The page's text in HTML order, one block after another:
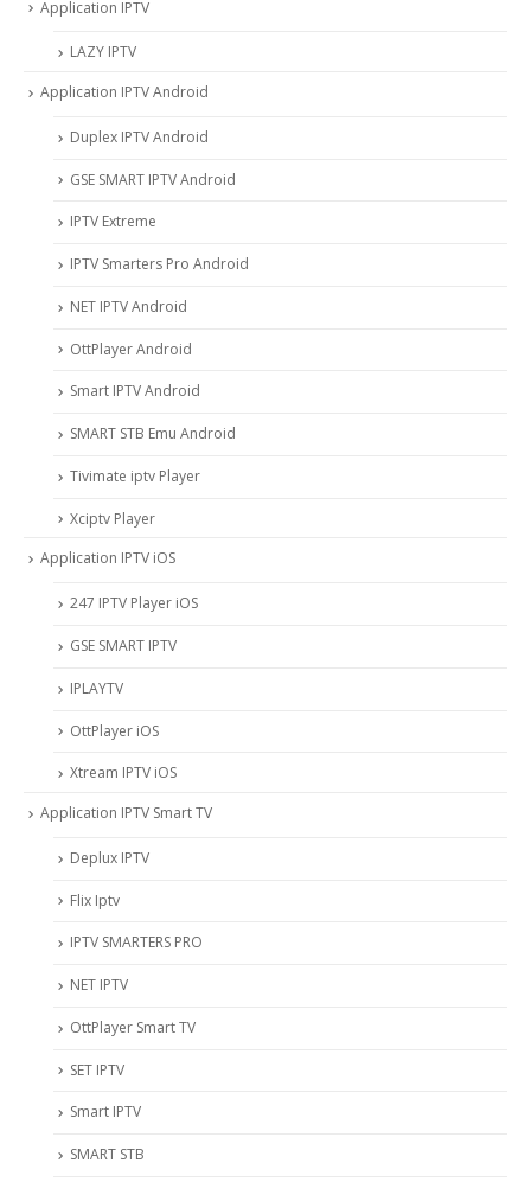
Application IPTV
LAZY IPTV
Application IPTV Android
Duplex IPTV Android
GSE SMART IPTV Android
IPTV Extreme
IPTV Smarters Pro Android
NET IPTV Android
OttPlayer Android
Smart IPTV Android
SMART STB Emu Android
Tivimate iptv Player
Xciptv Player
Application IPTV iOS
247 IPTV Player iOS
‎GSE SMART IPTV
IPLAYTV
OttPlayer iOS
Xtream IPTV iOS
Application IPTV Smart TV
Deplux IPTV
Flix Iptv
IPTV SMARTERS PRO
NET IPTV
OttPlayer Smart TV
SET IPTV
Smart IPTV
SMART STB